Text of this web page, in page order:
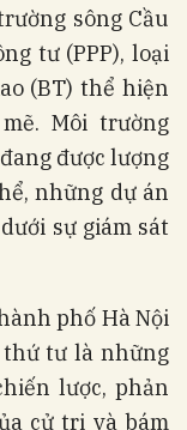
sông Cầu
tư (PPP), loại
(BT) thể hiện
Môi trường
được lượng
những dự án
sự giám sát
phố Hà Nội
tư là những
lược, phản
cử tri và bám